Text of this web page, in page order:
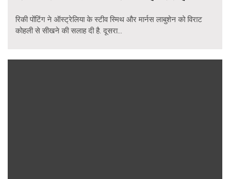
रिकी पोंटिंग ने ऑस्ट्रेलिया के स्टीव स्मिथ और मार्नस लाबुशेन को विराट
कोहली से सीखने की सलाह दी है. दूसरा...